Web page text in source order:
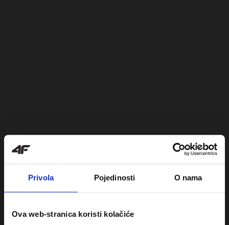
Privola Pojedinosti O nama
Ova web-stranica koristi kolačiće